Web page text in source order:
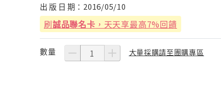
出 版 日 期： 2016/05/10
刷誠品聯名卡 ，天天享最高7%回饋
數量 大量採購請至團購專區